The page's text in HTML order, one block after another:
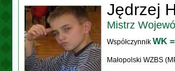
Jędrzej
Mistrz
Współczynnik WK =
Małopolski WZBS